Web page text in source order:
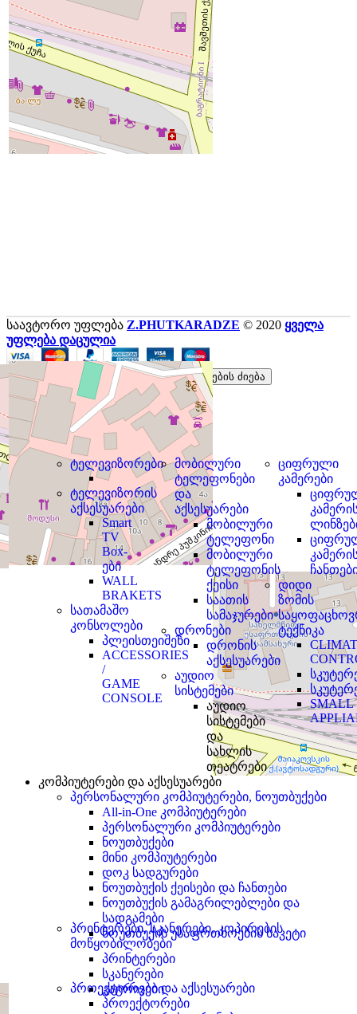
საავტორო უფლება Z.PHUTKARADZE © 2020 ყველა
უფლება დაცულია
პროდუქტების ძიება
კომპანიის შესახებ
პროდუქტების მენიუ
ტელევიზორები
ტელევიზორები
ტელევიზორის
აქსესუარები
Smart
TV
Box-
ები
WALL
BRAKETS
სათამაშო
კონსოლები
პლეისთეიშენი
ACCESSORIES
/
GAME
CONSOLE
მობილური
ტელეფონები
და
აქსესუარები
მობილური
ტელეფონი
მობილური
ტელეფონის
ქეისი
საათის
სამაჯურები
დრონები
დრონის
აქსესუარები
აუდიო
სისტემები
აუდიო
სისტემები
და
სახლის
თეატრები
ციფრული
კამერები
დიდი
ზომის
ტექნიკა
SMALL
კომპიუტერები და აქსესუარები
პერსონალური კომპიუტერები, ნოუთბუქები
All-in-One კომპიუტერები
პერსონალური კომპიუტერები
ნოუთბუქები
მინი კომპიუტერები
დოკ სადგურები
ნოუთბუქის ქეისები და ჩანთები
ნოუთბუქის გამაგრილებლები და
სადგამები
ნოუთბუქის უსაფრთხოების საკეტი
პრინტერები, სკანერები, კოპირების
მოწყობილობები
პრინტერები
სკანერები
კატრიჯები
პროექტორები და აქსესუარები
პროექტორები